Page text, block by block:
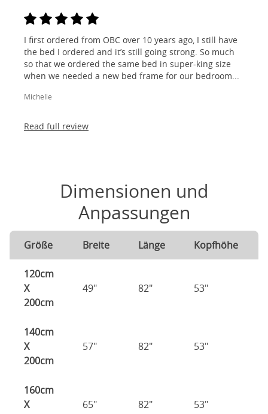
I first ordered from OBC over 10 years ago, I still have
the bed I ordered and it’s still going strong. So much
so that we ordered the same bed in super-king size
when we needed a new bed frame for our bedroom...
Michelle
Read full review
Dimensionen und
Anpassungen
Größe Breite Länge Kopfhöhe
120cm
X
200cm
49" 82" 53"
140cm
X
200cm
57" 82" 53"
160cm
X
65" 82" 53"